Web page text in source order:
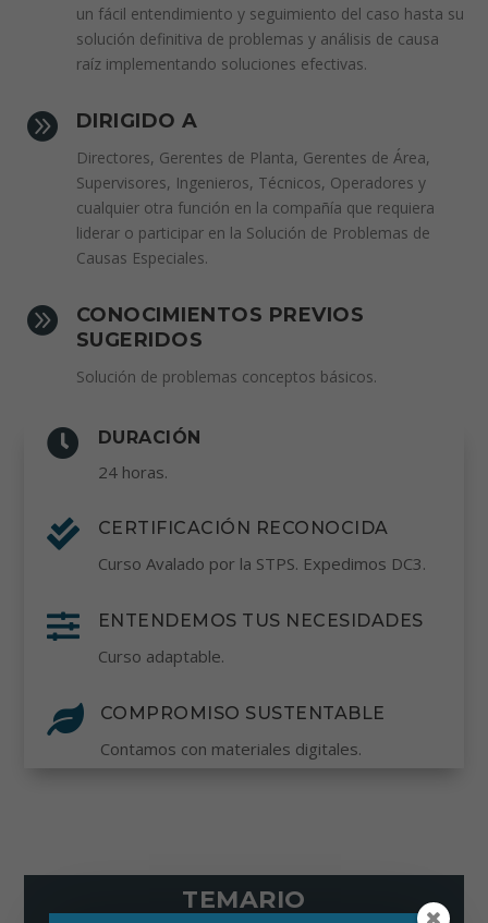
un fácil entendimiento y seguimiento del caso hasta su
solución definitiva de problemas y análisis de causa
raíz implementando soluciones efectivas.
 DIRIGIDO A
Directores, Gerentes de Planta, Gerentes de Área,
Supervisores, Ingenieros, Técnicos, Operadores y
cualquier otra función en la compañía que requiera
liderar o participar en la Solución de Problemas de
Causas Especiales.

CONOCIMIENTOS PREVIOS
SUGERIDOS
Solución de problemas conceptos básicos.
 DURACIÓN
24 horas.
 CERTIFICACIÓN RECONOCIDA
Curso Avalado por la STPS. Expedimos DC3.
 ENTENDEMOS TUS NECESIDADES
Curso adaptable.
 COMPROMISO SUSTENTABLE
Contamos con materiales digitales.
TEMARIO